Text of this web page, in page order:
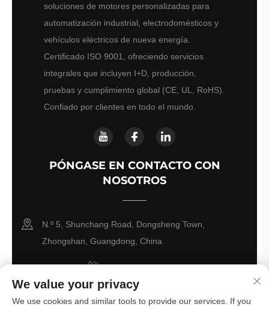
soluciones de motores personalizadas para
automatización industrial, electrodomésticos y
vehículos eléctricos de nueva energía.
Certificado ISO 9001, ofreciendo servicios
integrales que incluyen I+D, producción,
pruebas y cumplimiento global (CE, UL, RoHS).
Confiado por clientes en todo el mundo.
PÓNGASE EN CONTACTO CON
NOSOTROS
N.º 5, Shunchang Road, Dongsheng Town,
Zhongshan, Guangdong, China
[email protected]
We value your privacy
We use cookies and similar tools to provide our services. If you